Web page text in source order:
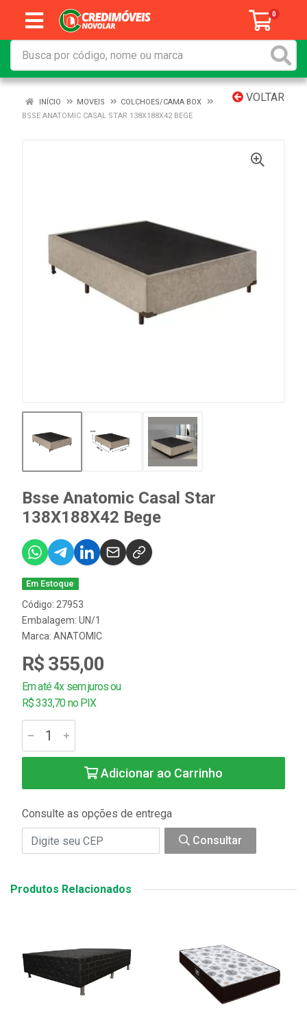
0
VOLTAR
INÍCIO MOVEIS
COLCHOES/CAMA BOX
BSSE ANATOMIC CASAL STAR 138X188X42 BEGE
Bsse Anatomic Casal Star
138X188X42 Bege
Em Estoque
Código: 27953
Embalagem: UN/1
Marca: ANATOMIC
R$ 355,00
Em até 4x sem juros ou
R$ 333,70 no PIX
Adicionar ao Carrinho
Consulte as opções de entrega
Consultar
Produtos Relacionados